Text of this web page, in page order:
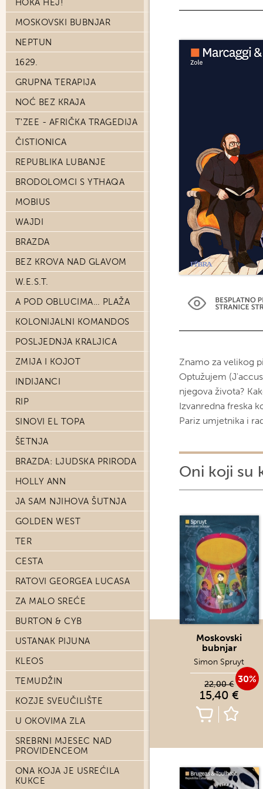
HOKA HEJ!
MOSKOVSKI BUBNJAR
NEPTUN
1629.
GRUPNA TERAPIJA
NOĆ BEZ KRAJA
T'ZEE - AFRIČKA TRAGEDIJA
ČISTIONICA
REPUBLIKA LUBANJE
BRODOLOMCI S YTHAQA
MOBIUS
WAJDI
BRAZDA
BEZ KROVA NAD GLAVOM
W.E.S.T.
A POD OBLUCIMA… PLAŽA
KOLONIJALNI KOMANDOS
POSLJEDNJA KRALJICA
ZMIJA I KOJOT
INDIJANCI
RIP
SINOVI EL TOPA
ŠETNJA
BRAZDA: LJUDSKA PRIRODA
HOLLY ANN
JA SAM NJIHOVA ŠUTNJA
GOLDEN WEST
TER
CESTA
RATOVI GEORGEA LUCASA
ZA MALO SREĆE
BURTON & CYB
USTANAK PIJUNA
KLEOS
TEMUDŽIN
KOZJE SVEUČILIŠTE
U OKOVIMA ZLA
SREBRNI MJESEC NAD
PROVIDENCEOM
ONA KOJA JE USREĆILA
KUKCE
Znamo za velikog
Optužujem
njegova života?
Izvanredna freska
Pariz umjetnika i
Oni koji su
Moskovski
bubnjar
Simon Spruyt
30%
22,00 €
15,40 €